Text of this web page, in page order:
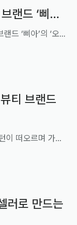
랜드 ‘삐아’
‘지그재그’는 인플루언서 제이미포유와 공동 개발한 뷰티 브랜드 ‘삐아’의 ‘오버 글레이즈’를 단독 론칭하고, 오는 29일까지 쇼케이스를 진행한다고 15일 밝혔다.
티 브랜드
‘지그재그’는 성분 검색을 통해 화장품을 구매하는 쇼핑 패턴이 떠오르며 가격 대비 제품력이 우수한 인디 뷰티 브랜드의 인기가 높아지고 있다고 밝혔다.
러로 만드는